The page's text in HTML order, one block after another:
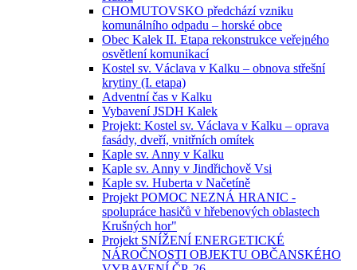
CHOMUTOVSKO předchází vzniku
komunálního odpadu – horské obce
Obec Kalek II. Etapa rekonstrukce veřejného
osvětlení komunikací
Kostel sv. Václava v Kalku – obnova střešní
krytiny (I. etapa)
Adventní čas v Kalku
Vybavení JSDH Kalek
Projekt: Kostel sv. Václava v Kalku – oprava
fasády, dveří, vnitřních omítek
Kaple sv. Anny v Kalku
Kaple sv. Anny v Jindřichově Vsi
Kaple sv. Huberta v Načetíně
Projekt POMOC NEZNÁ HRANIC -
spolupráce hasičů v hřebenových oblastech
Krušných hor"
Projekt SNÍŽENÍ ENERGETICKÉ
NÁROČNOSTI OBJEKTU OBČANSKÉHO